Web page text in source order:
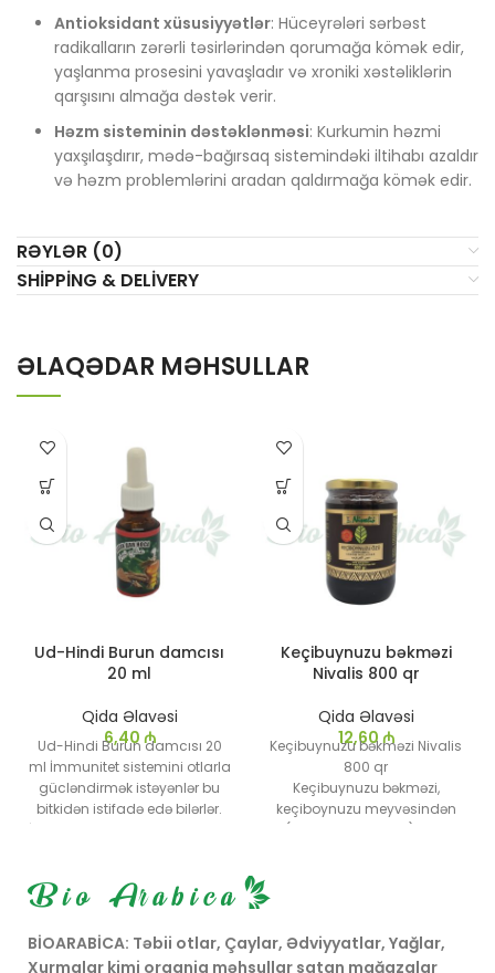
Antioksidant xüsusiyyətlər: Hüceyrələri sərbəst
radikalların zərərli təsirlərindən qorumağa kömək edir,
yaşlanma prosesini yavaşladır və xroniki xəstəliklərin
qarşısını almağa dəstək verir.
Həzm sisteminin dəstəklənməsi: Kurkumin həzmi
yaxşılaşdırır, mədə-bağırsaq sistemindəki iltihabı azaldır
və həzm problemlərini aradan qaldırmağa kömək edir.
RƏYLƏR (0)
SHIPPING & DELIVERY
ƏLAQƏDAR MƏHSULLAR
Ud-Hindi Burun damcısı
20 ml
Qida Əlavəsi
6,40 ₼
Ud-Hindi Burun damcısı 20
ml İmmunitet sistemini otlarla
gücləndirmək istəyənlər bu
bitkidən istifadə edə bilərlər.
İnfeksiya diaqnozu qoyulmuş
istehlak edə bilərlər.
Keçibuynuzu bəkməzi
Nivalis 800 qr
Qida Əlavəsi
12,60₼
Keçibuynuzu bəkməzi Nivalis
800 qr
Keçibuynuzu bəkməzi,
keçiboynuzu meyvəsindən
(Ceratonia siliqua) əldə
ənənəvi dadlandırıcıdır və
dərman məhsulları
BİOARABİCA: Təbii otlar, Çaylar, Ədviyyatlar, Yağlar,
Xurmalar kimi orqaniq məhsullar satan mağazalar